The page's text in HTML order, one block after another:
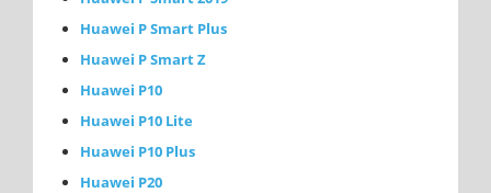
Huawei P Smart Plus
Huawei P Smart Z
Huawei P10
Huawei P10 Lite
Huawei P10 Plus
Huawei P20